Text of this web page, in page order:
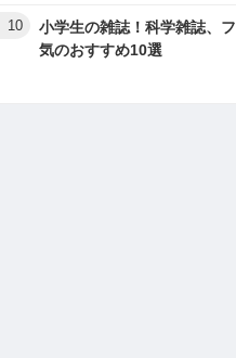
10
小学生の雑誌！科学雑誌、
気のおすすめ10選